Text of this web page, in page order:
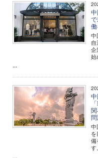
中
企
始
...
中
備
す。
...